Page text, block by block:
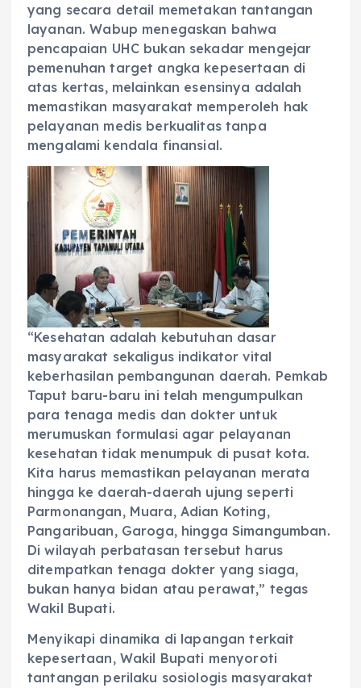
yang secara detail memetakan tantangan
layanan. Wabup menegaskan bahwa
pencapaian UHC bukan sekadar mengejar
pemenuhan target angka kepesertaan di
atas kertas, melainkan esensinya adalah
memastikan masyarakat memperoleh hak
pelayanan medis berkualitas tanpa
mengalami kendala finansial.
“Kesehatan adalah kebutuhan dasar
masyarakat sekaligus indikator vital
keberhasilan pembangunan daerah. Pemkab
Taput baru-baru ini telah mengumpulkan
para tenaga medis dan dokter untuk
merumuskan formulasi agar pelayanan
kesehatan tidak menumpuk di pusat kota.
Kita harus memastikan pelayanan merata
hingga ke daerah-daerah ujung seperti
Parmonangan, Muara, Adian Koting,
Pangaribuan, Garoga, hingga Simangumban.
Di wilayah perbatasan tersebut harus
ditempatkan tenaga dokter yang siaga,
bukan hanya bidan atau perawat,” tegas
Wakil Bupati.
‎Menyikapi dinamika di lapangan terkait
kepesertaan, Wakil Bupati menyoroti
tantangan perilaku sosiologis masyarakat